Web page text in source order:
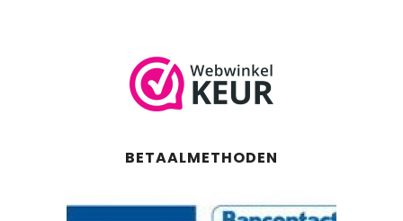
BETAALMETHODEN